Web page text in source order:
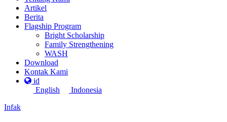
Artikel
Berita
Flagship Program
Bright Scholarship
Family Strengthening
WASH
Download
Kontak Kami
id
English
Indonesia
Infak